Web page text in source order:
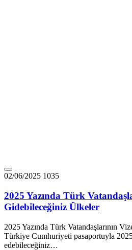
02/06/2025 1035
2025 Yazında Türk
Gidebileceğiniz Ülkeler
2025 Yazında Türk Vatandaşlarının
Türkiye Cumhuriyeti pasaportuyla
edebileceğiniz…